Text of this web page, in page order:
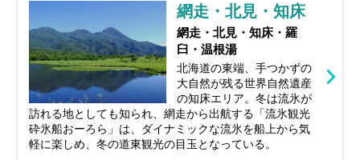
網走・北見・知床
網走・北見・知床・羅
臼・温根湯
北海道の東端、手つかずの
大自然が残る世界自然遺産
の知床エリア。冬は流氷が
訪れる地としても知られ、網走から出航する「流氷観光
砕氷船おーろら」は、ダイナミックな流氷を船上から気
軽に楽しめ、冬の道東観光の目玉となっている。